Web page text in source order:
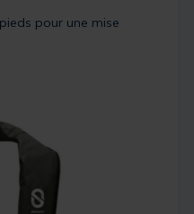
pour une mise